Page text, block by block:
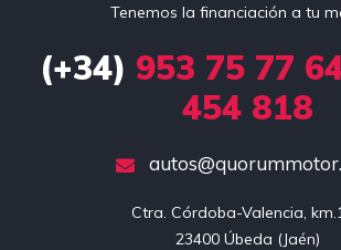
Tenemos la financiación a tu
(+34) 953 75 77
454 818
Ctra. Córdoba-Valencia,
23400 Úbeda (Jaén)